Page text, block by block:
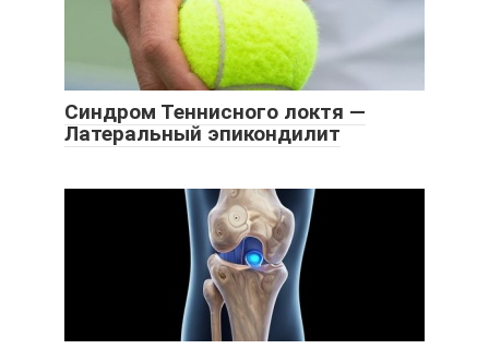
Синдром Теннисного локтя —
Латеральный эпикондилит